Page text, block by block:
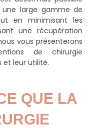
large gamme de
en minimisant les
une récupération
vous présenterons
de chirurgie
et leur utilité.
QUE LA